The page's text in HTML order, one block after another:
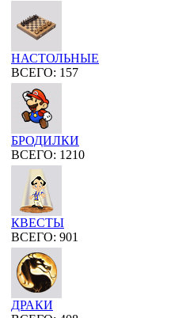
НАСТОЛЬНЫЕ
ВСЕГО: 157
БРОДИЛКИ
ВСЕГО: 1210
КВЕСТЫ
ВСЕГО: 901
ДРАКИ